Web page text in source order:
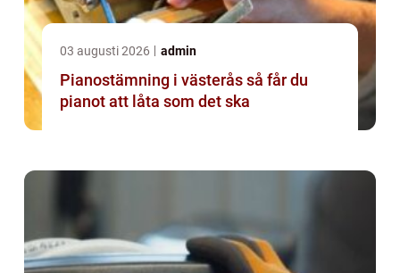
03 augusti 2026 admin
Pianostämning i västerås så får du
pianot att låta som det ska